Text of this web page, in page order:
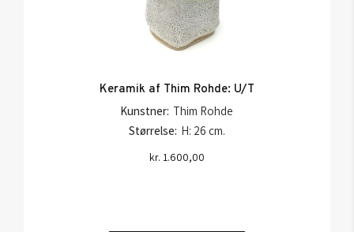
Keramik af Thim Rohde: U/T
Kunstner: Thim Rohde
Størrelse: H: 26 cm.
kr. 1.600,00